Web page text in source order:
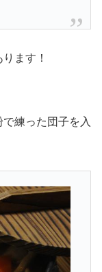
ます！
練った団子を入